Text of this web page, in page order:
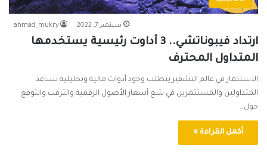
ahmad_mukry سبتمبر 7, 2022
ارتداد فيبوناتشي.. 3 أداوت رئيسية يستخدمها
المتداول المحترف
الاستثمار في عالم التشفير يتطلب وجود أدوات مالية وتحليلية تساعد
المتداولين والمستثمرين في تتبع أسعار الأصول الرقمية والترقب والتوقع
حول…
أكمل القراءة »